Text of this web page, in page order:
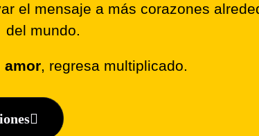
el mensaje a más corazones
del mundo.
amor, regresa multiplicado.